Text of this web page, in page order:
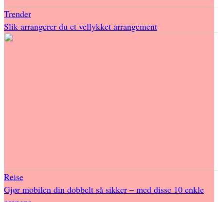
Trender
Slik arrangerer du et vellykket arrangement
Reise
Gjør mobilen din dobbelt så sikker – med disse 10 enkle